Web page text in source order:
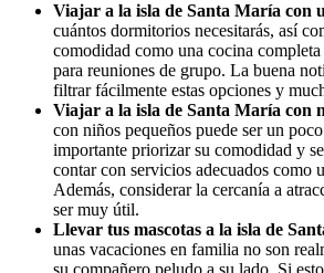
Viajar a la isla de Santa María con
cuántos dormitorios necesitarás, así
comodidad como una cocina
para reuniones de grupo. La buena
filtrar fácilmente estas opciones y
Viajar a la isla de Santa María con
con niños pequeños puede ser un
importante priorizar su comodidad y
contar con servicios adecuados como
Además, considerar la cercanía a
ser muy útil.
Llevar tus mascotas a la isla de
unas vacaciones en familia no son